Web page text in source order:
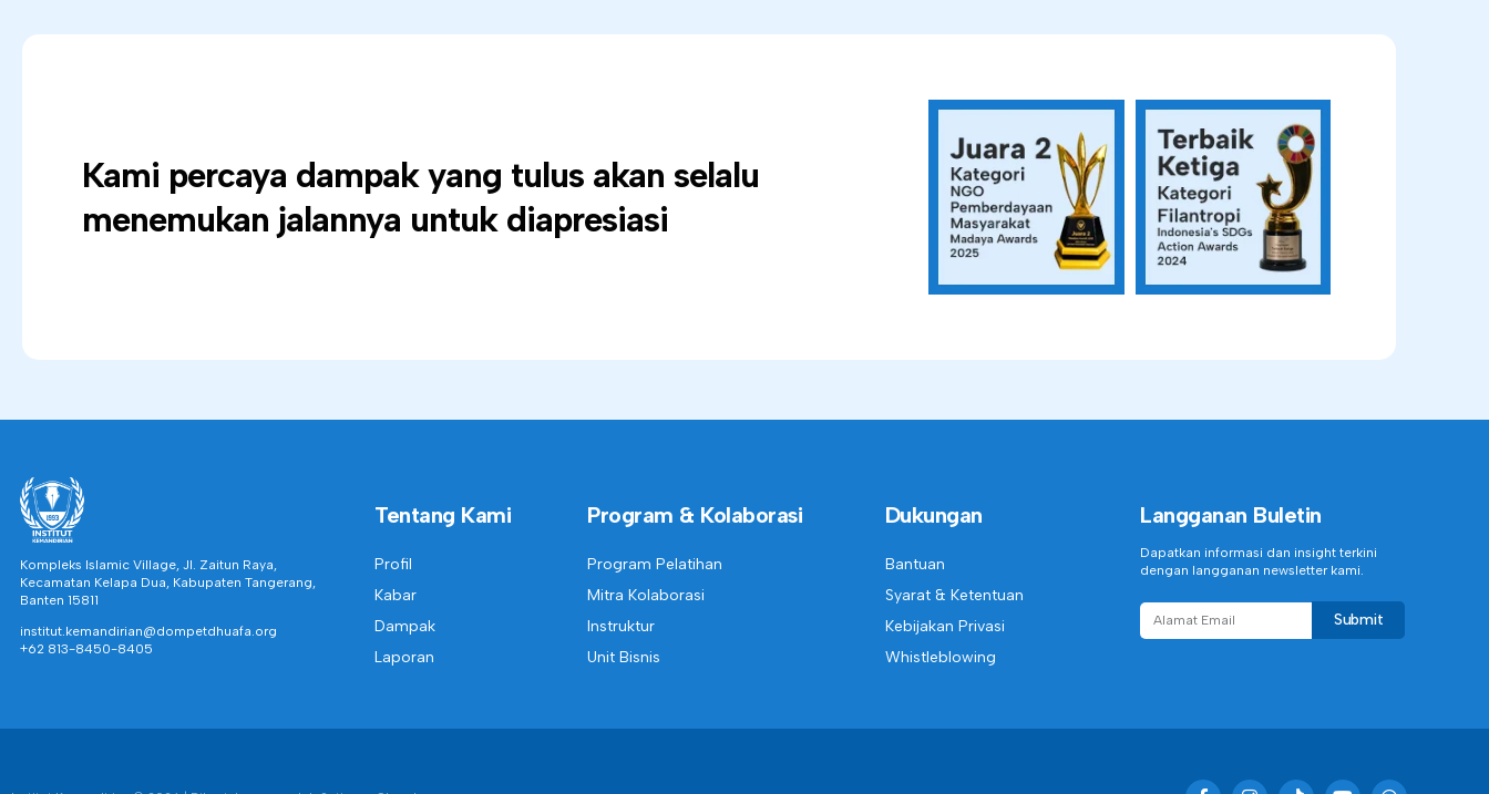
Kami percaya dampak yang tulus akan selalu
menemukan jalannya untuk diapresiasi
Kompleks Islamic Village, Jl. Zaitun Raya,
Kecamatan Kelapa Dua, Kabupaten Tangerang,
Banten 15811
institut.kemandirian@dompetdhuafa.org
+62 813-8450-8405
Tentang Kami
Profil
Kabar
Dampak
Laporan
Program & Kolaborasi
Program Pelatihan
Mitra Kolaborasi
Instruktur
Unit Bisnis
Dukungan
Bantuan
Syarat & Ketentuan
Kebijakan Privasi
Whistleblowing
Langganan Buletin
Dapatkan informasi dan insight terkini
dengan langganan newsletter kami.
Submit